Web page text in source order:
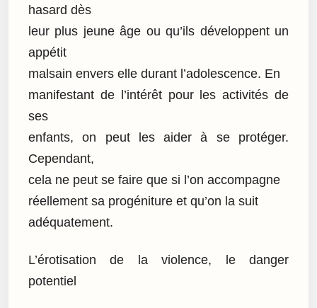
hasard dès
leur plus jeune âge ou qu’ils développent un
appétit
malsain envers elle durant l’adolescence. En
manifestant de l’intérêt pour les activités de
ses
enfants, on peut les aider à se protéger.
Cependant,
cela ne peut se faire que si l’on accompagne
réellement sa progéniture et qu’on la suit
adéquatement.
L’érotisation de la violence, le danger
potentiel